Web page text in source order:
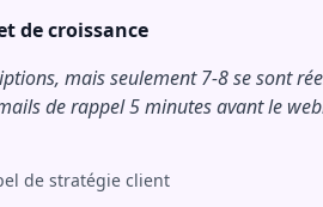
de croissance
mais seulement 7-8 se sont
de rappel 5 minutes avant le
de stratégie client